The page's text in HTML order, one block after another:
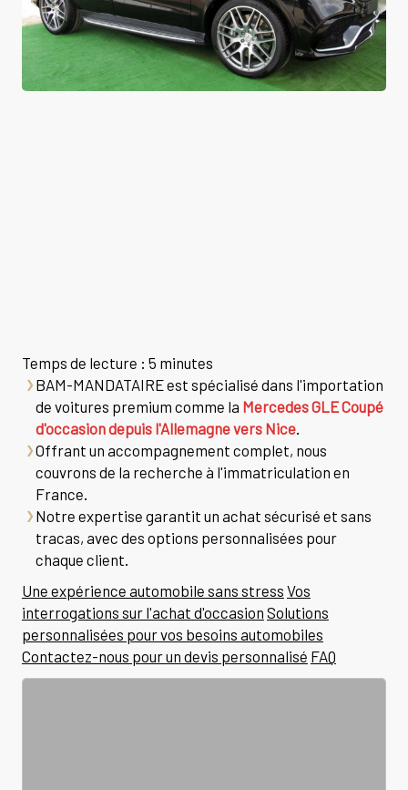
Temps de lecture : 5 minutes
BAM-MANDATAIRE est spécialisé dans l'importation
de voitures premium comme la Mercedes GLE Coupé
d'occasion depuis l'Allemagne vers Nice.
Offrant un accompagnement complet, nous
couvrons de la recherche à l'immatriculation en
France.
Notre expertise garantit un achat sécurisé et sans
tracas, avec des options personnalisées pour
chaque client.
Une expérience automobile sans stress Vos
interrogations sur l'achat d'occasion Solutions
personnalisées pour vos besoins automobiles
Contactez-nous pour un devis personnalisé FAQ